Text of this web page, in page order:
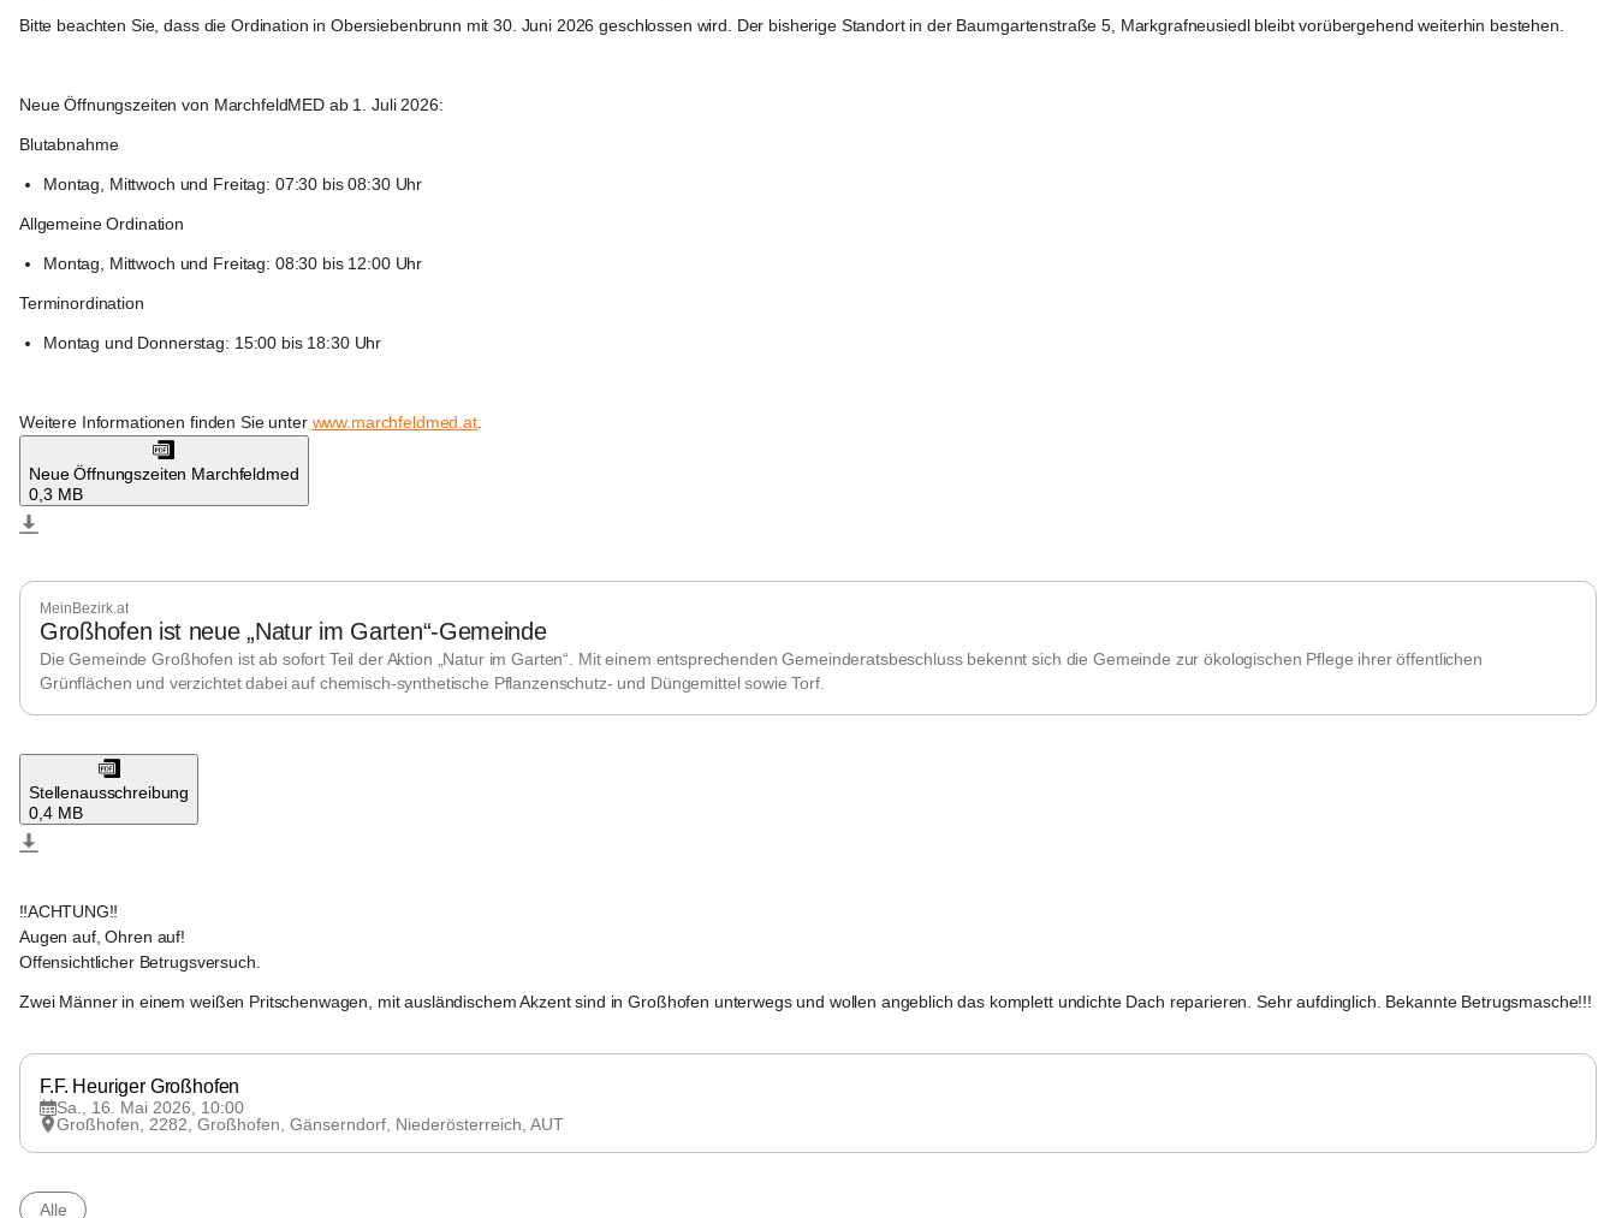
Bitte beachten Sie, dass die Ordination in Obersiebenbrunn mit 30. Juni 2026 geschlossen wird. Der bisherige Standort in der Baumgartenstraße 5, Markgrafneusiedl bleibt vorübergehend weiterhin bestehen.
Neue Öffnungszeiten von MarchfeldMED ab 1. Juli 2026:
Blutabnahme
Montag, Mittwoch und Freitag: 07:30 bis 08:30 Uhr
Allgemeine Ordination
Montag, Mittwoch und Freitag: 08:30 bis 12:00 Uhr
Terminordination
Montag und Donnerstag: 15:00 bis 18:30 Uhr
Weitere Informationen finden Sie unter www.marchfeldmed.at.
Neue Öffnungszeiten Marchfeldmed
0,3 MB
MeinBezirk.at
Großhofen ist neue „Natur im Garten“-Gemeinde
Die Gemeinde Großhofen ist ab sofort Teil der Aktion „Natur im Garten“. Mit einem entsprechenden Gemeinderatsbeschluss bekennt sich die Gemeinde zur ökologischen Pflege ihrer öffentlichen
Grünflächen und verzichtet dabei auf chemisch-synthetische Pflanzenschutz- und Düngemittel sowie Torf.
Stellenausschreibung
0,4 MB
‼️ACHTUNG‼️
Augen auf, Ohren auf!
Offensichtlicher Betrugsversuch.
Zwei Männer in einem weißen Pritschenwagen, mit ausländischem Akzent sind in Großhofen unterwegs und wollen angeblich das komplett undichte Dach reparieren. Sehr aufdinglich. Bekannte Betrugsmasche!!!
Sa., 16. Mai 2026, 10:00
Großhofen, 2282, Großhofen, Gänserndorf, Niederösterreich, AUT
Alle